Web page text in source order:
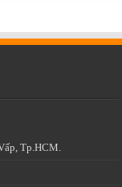
Tp.HCM.